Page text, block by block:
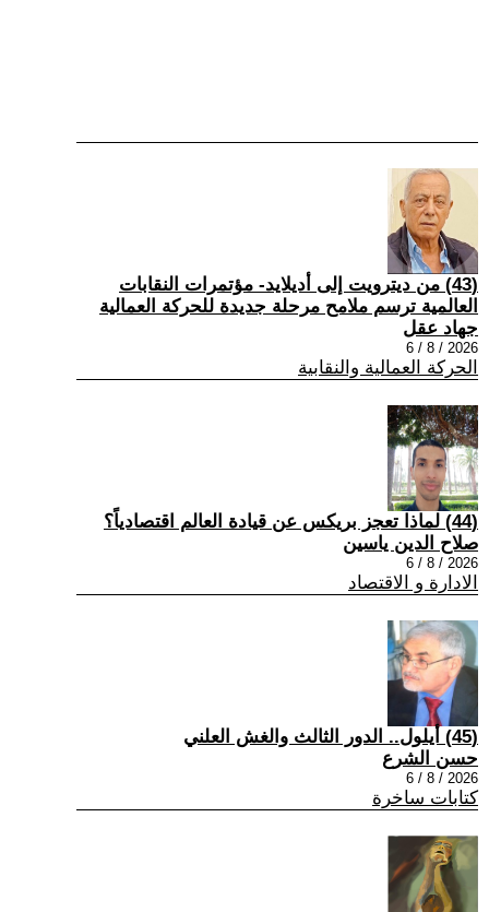
(43) من ديترويت إلى أديلايد- مؤتمرات النقابات
العالمية ترسم ملامح مرحلة جديدة للحركة العمالية
جهاد عقل
2026 / 8 / 6
الحركة العمالية والنقابية
(44) لماذا تعجز بريكس عن قيادة العالم اقتصادياً؟
صلاح الدين ياسين
2026 / 8 / 6
الادارة و الاقتصاد
(45) أيلول.. الدور الثالث والغش العلني
حسن الشرع
2026 / 8 / 6
كتابات ساخرة